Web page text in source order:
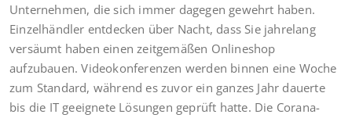
Unternehmen, die sich immer dagegen gewehrt haben.
Einzelhändler entdecken über Nacht, dass Sie jahrelang
versäumt haben einen zeitgemäßen Onlineshop
aufzubauen. Videokonferenzen werden binnen eine Woche
zum Standard, während es zuvor ein ganzes Jahr dauerte
bis die IT geeignete Lösungen geprüft hatte. Die Corana-